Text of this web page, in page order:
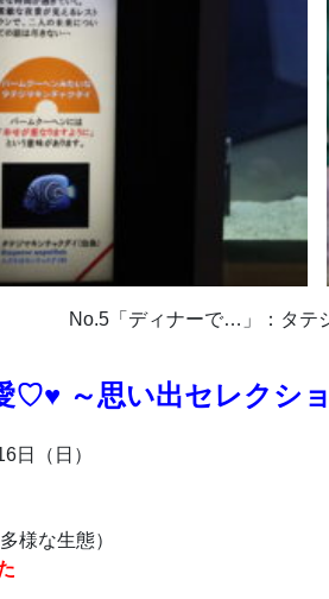
No.5「ディナーで…」：タテ
♡♥ ～思い出セレクショ
日（日）
様な生態）